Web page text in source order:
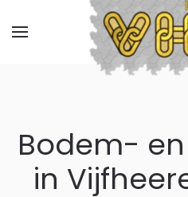
Bodem-
in